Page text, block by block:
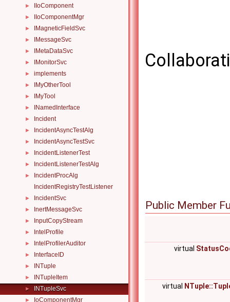
► IIoComponent
► IIoComponentMgr
► IMagneticFieldSvc
► IMessageSvc
► IMetaDataSvc
► IMonitorSvc
► implements
► IMyOtherTool
► IMyTool
► INamedInterface
► Incident
► IncidentAsyncTestAlg
► IncidentAsyncTestSvc
► IncidentListenerTest
► IncidentListenerTestAlg
►
IncidentProcAlg
IncidentRegistryTestListener
► IncidentSvc
► InertMessageSvc
► InputCopyStream
► IntelProfile
► IntelProfilerAuditor
► InterfaceID
► INTuple
► INTupleItem
► INTupleSvc
► IoComponentMgr
Public Member
virtual
virtual